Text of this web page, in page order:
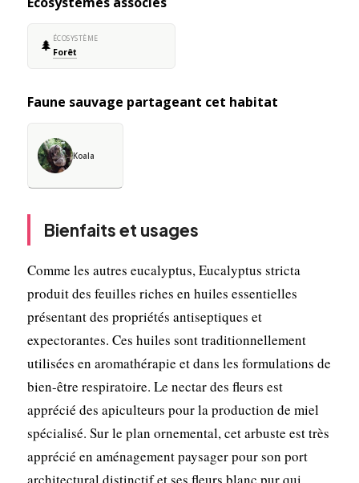
🌲 ÉCOSYSTÈME
Forêt
Faune sauvage partageant cet habitat
Koala
Bienfaits et usages
Comme les autres eucalyptus, Eucalyptus stricta
produit des feuilles riches en huiles essentielles
présentant des propriétés antiseptiques et
expectorantes. Ces huiles sont traditionnellement
utilisées en aromathérapie et dans les formulations de
bien-être respiratoire. Le nectar des fleurs est
apprécié des apiculteurs pour la production de miel
spécialisé. Sur le plan ornemental, cet arbuste est très
apprécié en aménagement paysager pour son port